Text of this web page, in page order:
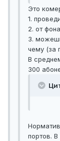
Это
1.
2. от
3.
чему (за
В
300
портов.